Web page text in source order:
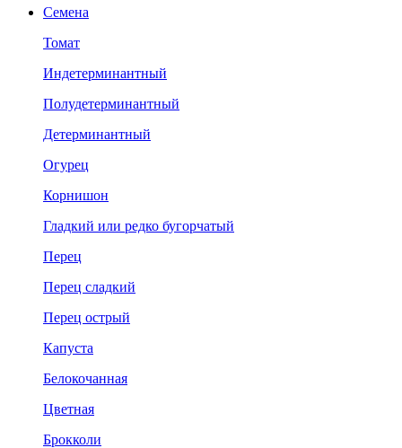
Семена
Томат
Индетерминантный
Полудетерминантный
Детерминантный
Огурец
Корнишон
Гладкий или редко бугорчатый
Перец
Перец сладкий
Перец острый
Капуста
Белокочанная
Цветная
Брокколи